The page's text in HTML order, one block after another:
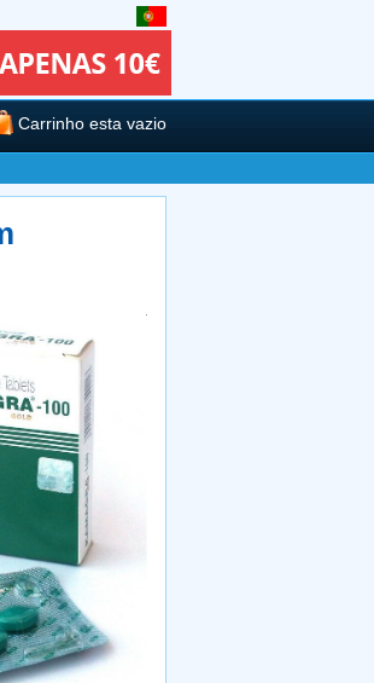
Carrinho esta vazio